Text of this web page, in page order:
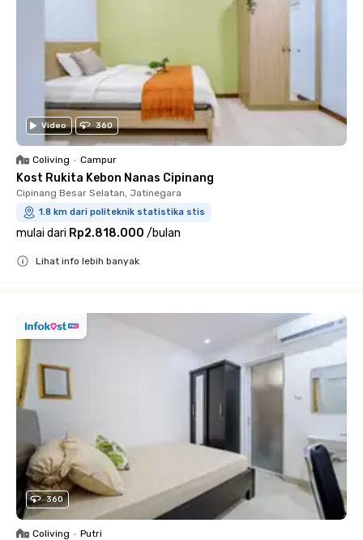
Video 360
Coliving • Campur
Kost Rukita Kebon Nanas Cipinang
Cipinang Besar Selatan, Jatinegara
1.8 km dari politeknik statistika stis
mulai dari Rp2.818.000 /bulan
Lihat info lebih banyak
360
Coliving • Putri